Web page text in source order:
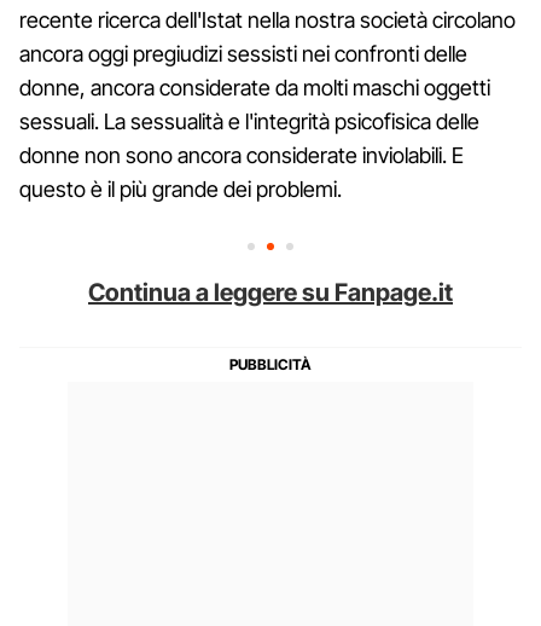
recente ricerca dell'Istat nella nostra società circolano
ancora oggi pregiudizi sessisti nei confronti delle
donne, ancora considerate da molti maschi oggetti
sessuali. La sessualità e l'integrità psicofisica delle
donne non sono ancora considerate inviolabili. E
questo è il più grande dei problemi.
Continua a leggere su Fanpage.it